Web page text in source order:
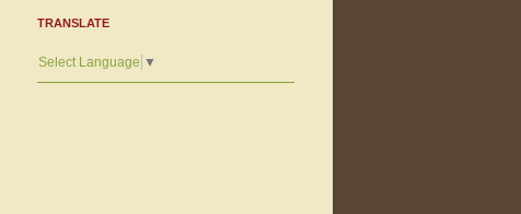
TRANSLATE
Select Language ▼